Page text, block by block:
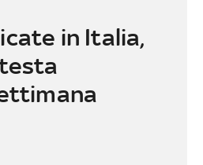
in Italia,